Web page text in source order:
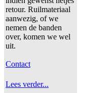
retour. Ruilmateriaal
aanwezig, of we
nemen de banden
over, komen we wel
uit.
Contact
Lees verder...